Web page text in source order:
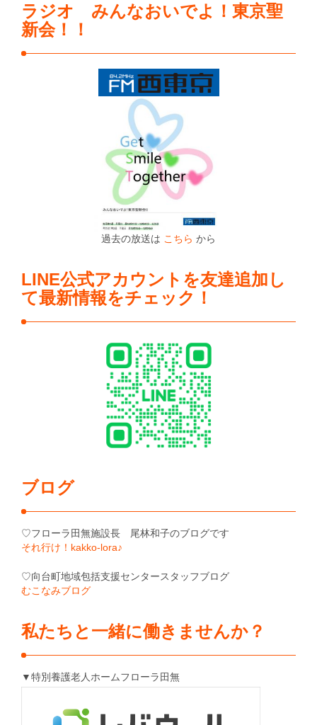
ラジオ みんなおいでよ！東京聖
新会！！
過去の放送は こちら から
LINE公式アカウントを友達追加し
て最新情報をチェック！
ブログ
♡フローラ田無施設長 尾林和子のブログです
それ行け！kakko-lora♪
♡向台町地域包括支援センタースタッフブログ
むこなみブログ
私たちと一緒に働きませんか？
▼特別養護老人ホームフローラ田無